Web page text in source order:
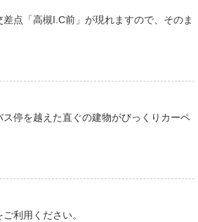
点「高槻I.C前」が現れますので、そのま
停を越えた直ぐの建物がびっくりカーペ
利用ください。